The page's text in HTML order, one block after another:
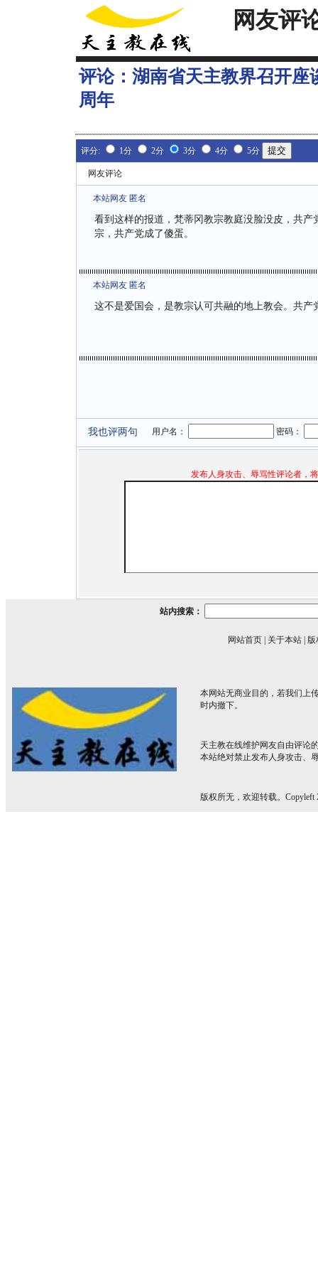
网友评
评论： 湖南省天主教界召开座
周年
评分: 1分 2分 3分 4分 5分
网友评论
本站网友 匿名
看到这样的报道，梵蒂冈教宗教庭没脸没皮，共
宗，共产党成了傻蛋。
本站网友 匿名
这不是爱国会，是教宗认可共融的地上教会。共产
我也评两句 用户名： 密码：
发布人身攻击、辱骂性评论者，
站内搜索：
网站首页 关于本站 版
本网站无商业目的，若我们上
时内撤下。
天主教在线维护网友自由评论
本站绝对禁止发布人身攻击、
版权所无，欢迎转载。